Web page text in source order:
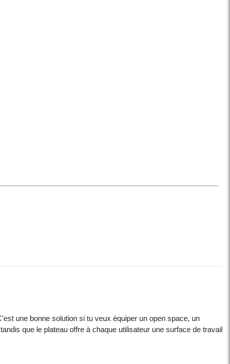
une bonne solution si tu veux équiper un open space, un
que le plateau offre à chaque utilisateur une surface de travail